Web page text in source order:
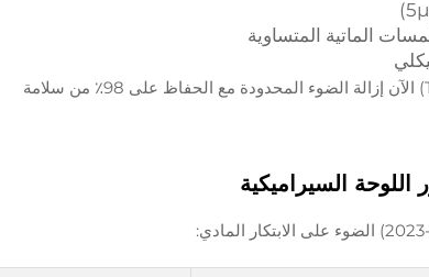
تتيح التقدم في البولي كريستال الزركونيا التتراگونال (TZP) الآن إزالة الضوء المحدودة مع الحفاظ على 98٪ من سلامة